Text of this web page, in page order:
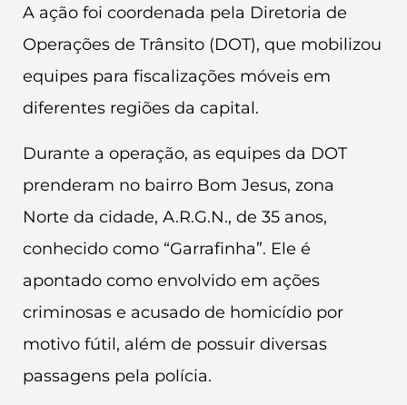
A ação foi coordenada pela Diretoria de
Operações de Trânsito (DOT), que mobilizou
equipes para fiscalizações móveis em
diferentes regiões da capital.
Durante a operação, as equipes da DOT
prenderam no bairro Bom Jesus, zona
Norte da cidade, A.R.G.N., de 35 anos,
conhecido como “Garrafinha”. Ele é
apontado como envolvido em ações
criminosas e acusado de homicídio por
motivo fútil, além de possuir diversas
passagens pela polícia.